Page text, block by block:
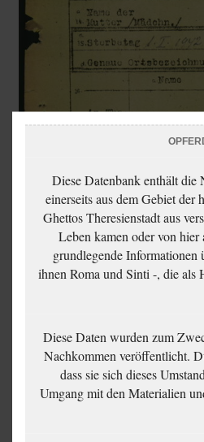
Diese Datenbank enthält die
einerseits aus dem Gebiet der
Ghettos Theresienstadt aus
Leben kamen oder von
grundlegende
ihnen Roma und Sinti -, die als
Diese Daten wurden zum
Nachkommen veröffentlicht.
dass sie sich dieses
Umgang mit den Materialien